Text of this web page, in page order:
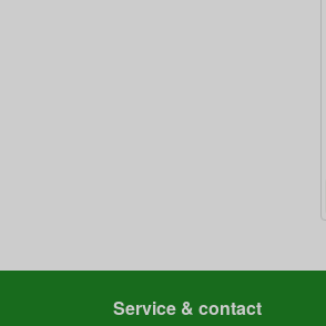
Service & contact